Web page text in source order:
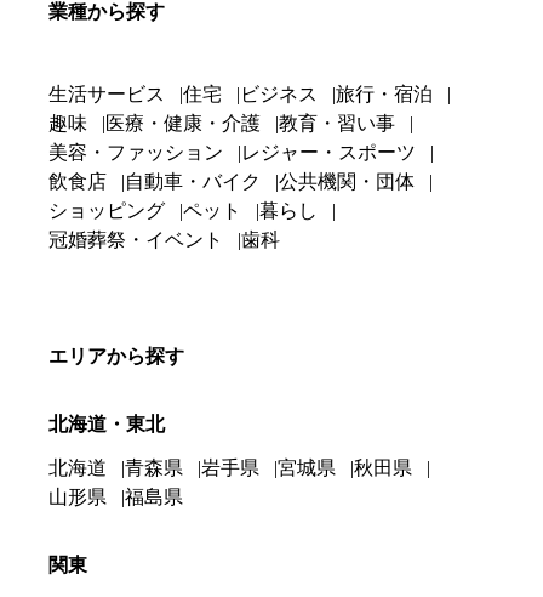
業種から探す
生活サービス 住宅 ビジネス
旅行・宿泊
趣味
医療・健康・介護
教育・習い事
美容・ファッション
レジャー・スポーツ
飲食店
自動車・バイク
公共機関・団体
ショッピング
ペット
暮らし
冠婚葬祭・イベント
歯科
エリアから探す
北海道・東北
北海道 青森県 岩手県 宮城県
秋田県
山形県
福島県
関東